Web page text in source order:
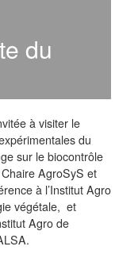
du
à visiter le
du
sur le biocontrôle
AgroSyS et
à l’Institut Agro
végétale, et
Agro de